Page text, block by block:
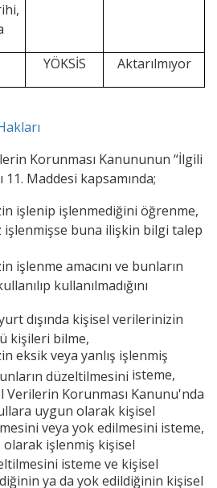
YÖKSİS Aktarılmıyor
Korunması Kanununun “İlgili
11. Maddesi kapsamında;
işlenip işlenmediğini öğrenme,
işlenmişse buna ilişkin bilgi talep
işlenme amacını ve bunların
kullanılmadığını
dışında kişisel verilerinizin
kişileri bilme,
eksik veya yanlış işlenmiş
düzeltilmesini isteme,
Verilerin Korunması Kanunu'nda
uygun olarak kişisel
veya yok edilmesini isteme,
olarak işlenmiş kişisel
isteme ve kişisel
ya da yok edildiğinin kişisel